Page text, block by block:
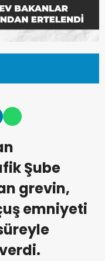
Şube
grevin,
emniyeti